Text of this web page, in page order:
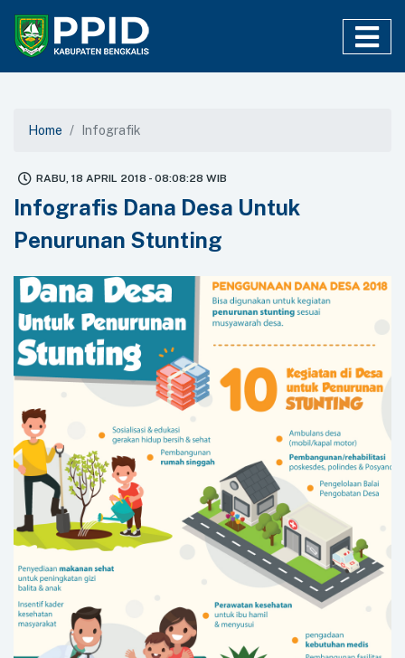
Home Infografik
RABU, 18 APRIL 2018 - 08:08:28 WIB
Infografis Dana Desa Untuk
Penurunan Stunting